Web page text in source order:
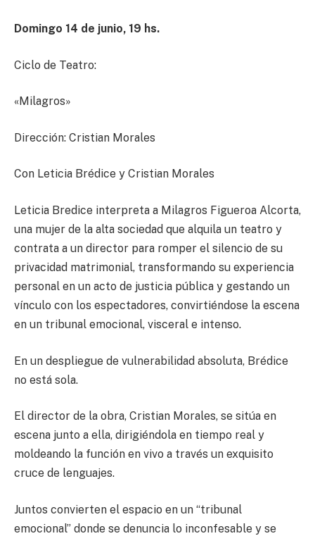
Domingo 14 de junio, 1 9 hs.
Ciclo de Teatro:
«Milagros»
Dirección: Cristian Morales
Con Leticia Brédice y Cristian Morales
Leticia Bredice interpreta a Milagros Figueroa Alcorta,
una mujer de la alta sociedad que alquila un teatro y
contrata a un director para romper el silencio de su
privacidad matrimonial, transformando su experiencia
personal en un acto de justicia pública y gestando un
vínculo con los espectadores, convirtiéndose la escena
en un tribunal emocional, visceral e intenso.
En un despliegue de vulnerabilidad absoluta, Brédice
no está sola.
El director de la obra, Cristian Morales, se sitúa en
escena junto a ella, dirigiéndola en tiempo real y
moldeando la función en vivo a través un exquisito
cruce de lenguajes.
Juntos convierten el espacio en un “tribunal
emocional” donde se denuncia lo inconfesable y se